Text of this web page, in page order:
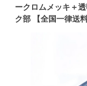
ークロムメッキ＋
ク部 【全国一律送